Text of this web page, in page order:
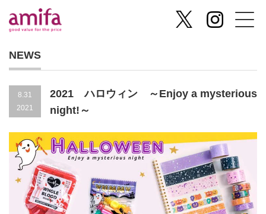
NEWS
8.31
2021
2021 ハロウィン ～Enjoy a mysterious
night!～